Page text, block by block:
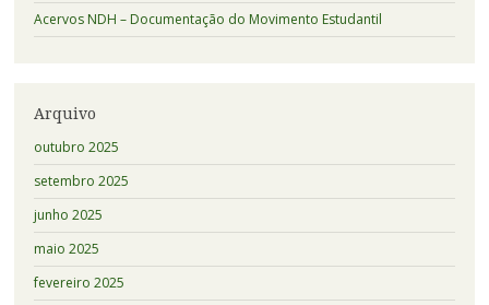
Acervos NDH – Documentação do Movimento Estudantil
Arquivo
outubro 2025
setembro 2025
junho 2025
maio 2025
fevereiro 2025